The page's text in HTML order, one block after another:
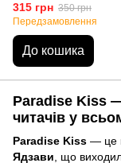
315 грн 350 грн
Передзамовлення
До кошика
Paradise Kiss
читачів у
Paradise Kiss — це
Ядзави, що